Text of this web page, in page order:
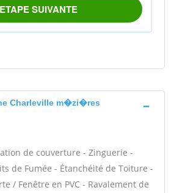
Charleville m�zi�res
de couverture - Zinguerie -
de Fumée - Étanchéité de Toiture -
/ Fenêtre en PVC - Ravalement de